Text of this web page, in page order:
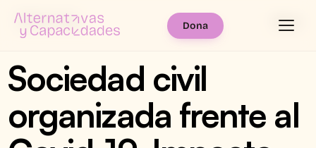
Menú
Dona
Sociedad civil
organizada frente al